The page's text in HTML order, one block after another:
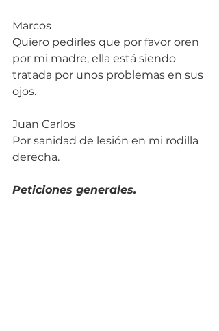
Marcos
Quiero pedirles que por favor oren
por mi madre, ella está siendo
tratada por unos problemas en sus
ojos.
Juan Carlos
Por sanidad de lesión en mi rodilla
derecha.
Peticiones generales.